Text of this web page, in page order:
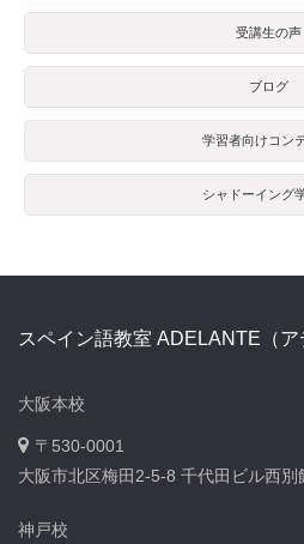
受講生の声
ブログ
学習者向けコン
シャドーイング
スペイン語教室 ADELANTE（ア
大阪本校
〒530-0001
大阪市北区梅田2-5-8 千代田ビル西別
神戸校